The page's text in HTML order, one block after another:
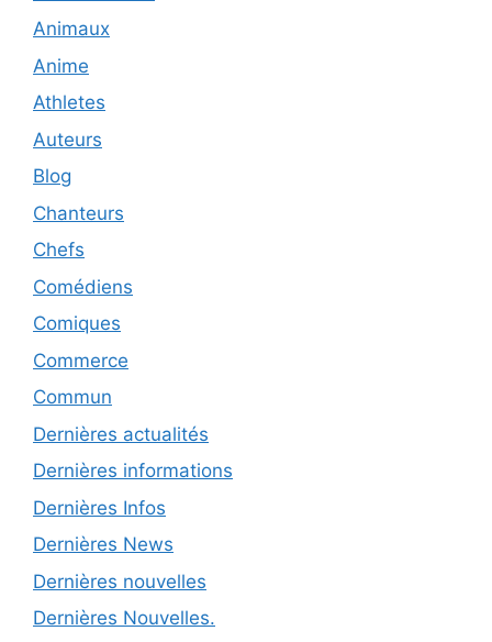
Animaux
Anime
Athletes
Auteurs
Blog
Chanteurs
Chefs
Comédiens
Comiques
Commerce
Commun
Dernières actualités
Dernières informations
Dernières Infos
Dernières News
Dernières nouvelles
Dernières Nouvelles.